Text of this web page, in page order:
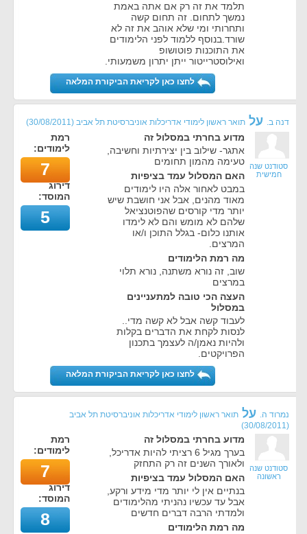
תלמד את זה רק אם אתה באמת
נמשך לתחום. זה תחום קשה
ותחרותי ומי שלא אוהב את זה לא
שורד.בנוסף ללמוד לפני הלימודים
את התוכנות פוטושופ
ואילוסטרייטור ייתן יתרון משמעותי.
לחצו כאן לקריאת הביקורת המלאה
דנה ב. על תואר ראשון לימודי אדריכלות אוניברסיטת תל אביב (
30/08/2011
)
סטודנט שנה
חמישית
מדוע בחרתי במסלול זה
אתגר- שילוב בין יצירתיות וחשיבה,
טעימה מהמון תחומים
האם המסלול עמד בציפיות
במבט לאחור אלה היו לימודים
מאוד מהנים, אבל אני חושבת שיש
יותר מדי קורסים שהפוטנציאל
שלהם לא מומש והם לא לימדו
אותנו כלום- בגלל התוכן ו/או
המרצים.
מה רמת הלימודים
שוב, זה נורא משתנה, נורא תלוי
במרצים
העצה הכי טובה למתעניינים
במסלול
לעבוד קשה אבל לא קשה מדי..
לנסות לקחת את הדברים בקלות
ולהיות נאמן/ה לעצמך בתכנון
הפרויקטים.
רמת
לימודים:
7
דירוג
המוסד:
5
לחצו כאן לקריאת הביקורת המלאה
נמרוד ה. על תואר ראשון לימודי אדריכלות אוניברסיטת תל אביב
(
30/08/2011
)
סטודנט שנה
ראשונה
מדוע בחרתי במסלול זה
בערך מגיל 6 רציתי להיות אדריכל,
ולאורך השנים זה רק התחזק
האם המסלול עמד בציפיות
בנתיים אין לי יותר מדי מידע ורקע,
אבל עד עכשיו נהניתי מהלימודים
ולמדתי הרבה דברים חדשים
מה רמת הלימודים
רמת
לימודים:
7
דירוג
המוסד:
8